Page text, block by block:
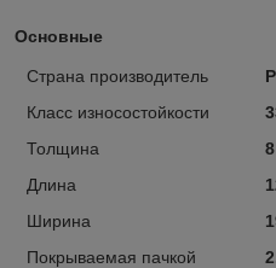
Основные
Страна производитель
Класс износостойкости
Толщина
Длина
Ширина
Покрываемая пачкой